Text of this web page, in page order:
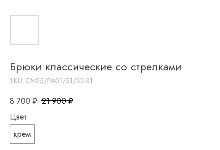
Брюки классические со стрелками
SKU: CM25/PA01/51/32-31
8 700 ₽ 21 900₽
Цвет
крем